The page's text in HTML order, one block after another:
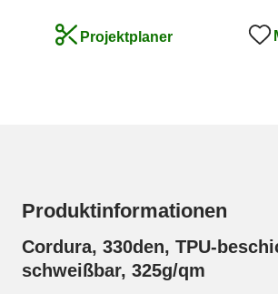
Projektplaner
Produktinformationen
Cordura, 330den, TPU-
schweißbar, 325g/qm